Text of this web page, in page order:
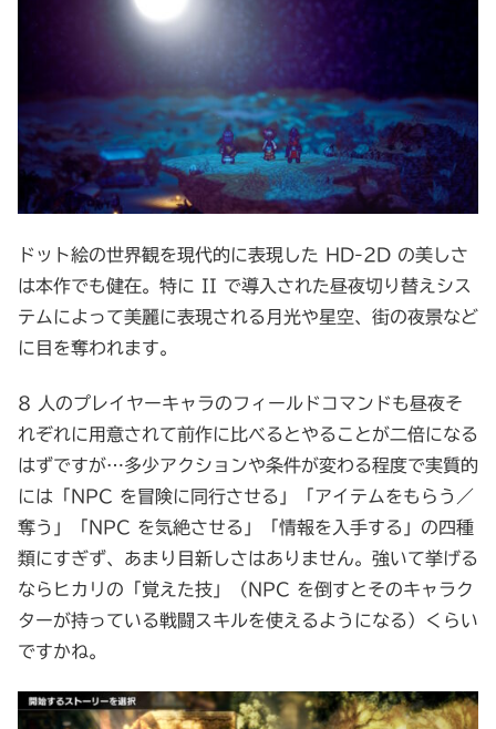
ドット絵の世界観を現代的に表現した HD-2D の美しさ
は本作でも健在。特に II で導入された昼夜切り替えシス
テムによって美麗に表現される月光や星空、街の夜景など
に目を奪われます。
8 人のプレイヤーキャラのフィールドコマンドも昼夜そ
れぞれに用意されて前作に比べるとやることが二倍になる
はずですが…多少アクションや条件が変わる程度で実質的
には「NPC を冒険に同行させる」「アイテムをもらう／
奪う」「NPC を気絶させる」「情報を入手する」の四種
類にすぎず、あまり目新しさはありません。強いて挙げる
ならヒカリの「覚えた技」（NPC を倒すとそのキャラク
ターが持っている戦闘スキルを使えるようになる）くらい
ですかね。